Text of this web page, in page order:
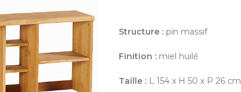
Structure :pin massif
Finition :miel huilé
Taille :L 154 x H 50 x P 26 cm